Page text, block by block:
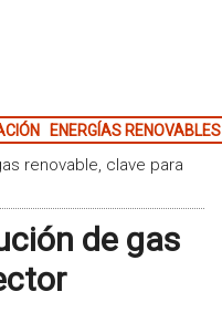
ENERGÍAS RENOVABLES
renovable, clave para
de gas